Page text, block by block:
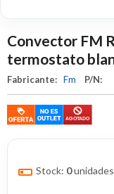
Convector FM
termostato
Fabricante: Fm P/N:
Stock: 0unidades